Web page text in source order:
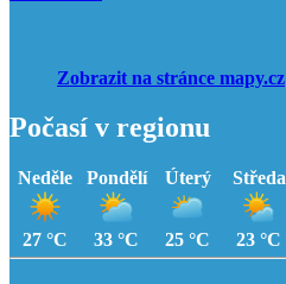
Zobrazit na stránce mapy.cz
Počasí v regionu
Neděle
27 °C
Pondělí
33 °C
Úterý
25 °C
Středa
23 °C